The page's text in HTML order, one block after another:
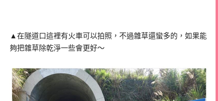
▲在隧道口這裡有火車可以拍照，不過雜草還蠻多的，如果能
夠把雜草除乾淨一些會更好～